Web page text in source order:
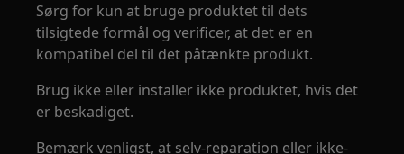
Sørg for kun at bruge produktet til dets
tilsigtede formål og verificer, at det er en
kompatibel del til det påtænkte produkt.
Brug ikke eller installer ikke produktet, hvis det
er beskadiget.
Bemærk venligst, at selv-reparation eller ikke-